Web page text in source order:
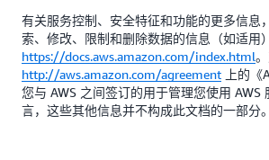
有关服务控制、安全特征和功能的更多信息
索、修改、限制和删除数据的信息（如适用
https://docs.aws.amazon.com/index.html
http://aws.amazon.com/agreement 上的《
您与 AWS 之间签订的用于管理您使用 AWS
言，这些其他信息并不构成此文档的一部分。